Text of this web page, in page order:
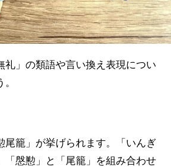
礼」の類語や言い換え表現につい
尾籠」が挙げられます。「いんぎ
「慇懃」と「尾籠」を組み合わせ